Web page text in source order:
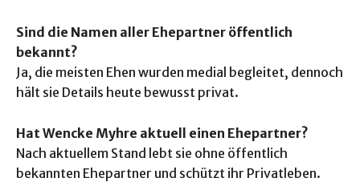
Sind die Namen aller Ehepartner öffentlich
bekannt?
Ja, die meisten Ehen wurden medial begleitet, dennoch
hält sie Details heute bewusst privat.
Hat Wencke Myhre aktuell einen Ehepartner?
Nach aktuellem Stand lebt sie ohne öffentlich
bekannten Ehepartner und schützt ihr Privatleben.